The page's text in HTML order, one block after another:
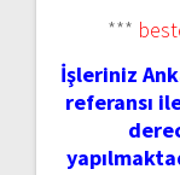
***
İşleriniz
referansı